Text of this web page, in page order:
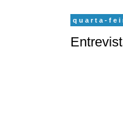
quarta-